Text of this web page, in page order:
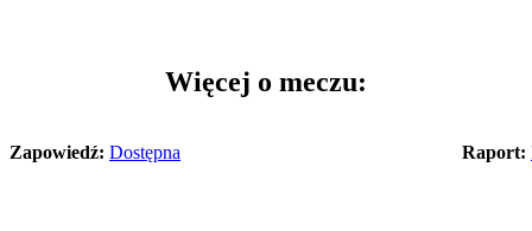
Więcej o meczu:
Zapowiedź: Dostępna Raport: